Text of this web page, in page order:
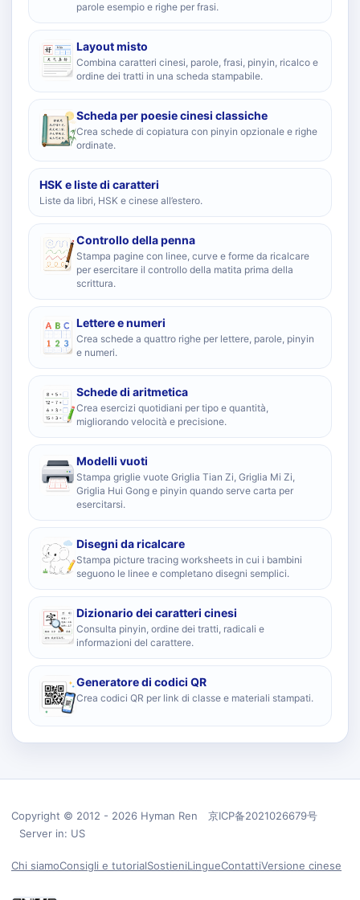
parole esempio e righe per frasi.
Layout misto
Combina caratteri cinesi, parole, frasi, pinyin, ricalco e
ordine dei tratti in una scheda stampabile.
Scheda per poesie cinesi classiche
Crea schede di copiatura con pinyin opzionale e righe
ordinate.
HSK e liste di caratteri
Liste da libri, HSK e cinese all’estero.
Controllo della penna
Stampa pagine con linee, curve e forme da ricalcare
per esercitare il controllo della matita prima della
scrittura.
Lettere e numeri
Crea schede a quattro righe per lettere, parole, pinyin
e numeri.
Schede di aritmetica
Crea esercizi quotidiani per tipo e quantità,
migliorando velocità e precisione.
Modelli vuoti
Stampa griglie vuote Griglia Tian Zi, Griglia Mi Zi,
Griglia Hui Gong e pinyin quando serve carta per
esercitarsi.
Disegni da ricalcare
Stampa picture tracing worksheets in cui i bambini
seguono le linee e completano disegni semplici.
Dizionario dei caratteri cinesi
Consulta pinyin, ordine dei tratti, radicali e
informazioni del carattere.
Generatore di codici QR
Crea codici QR per link di classe e materiali stampati.
Copyright © 2012 - 2026 Hyman Ren 京ICP备2021026679号
Server in: US
Chi siamoConsigli e tutorialSostieniLingueContattiVersione cinese